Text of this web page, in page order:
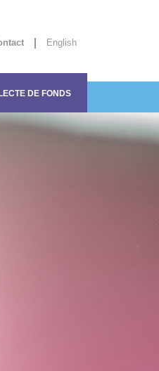
English
DE FONDS